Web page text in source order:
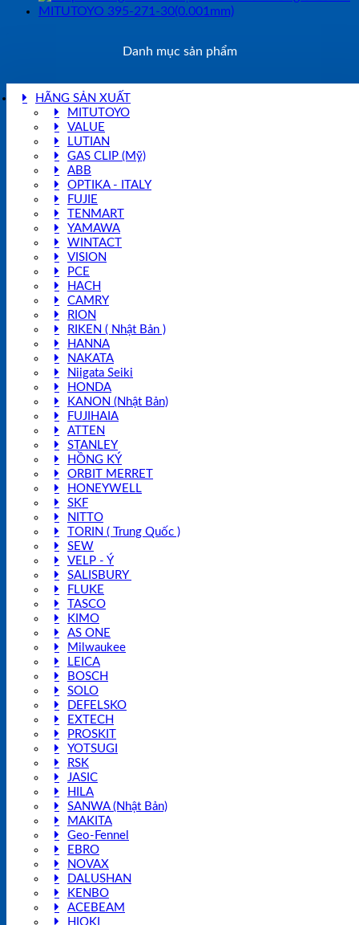
Danh mục sản phẩm
HÃNG SẢN XUẤT
MITUTOYO
VALUE
LUTIAN
GAS CLIP (Mỹ)
ABB
OPTIKA - ITALY
FUJIE
TENMART
YAMAWA
WINTACT
VISION
PCE
HACH
CAMRY
RION
RIKEN ( Nhật Bản )
HANNA
NAKATA
Niigata Seiki
HONDA
KANON (Nhật Bản)
FUJIHAIA
ATTEN
STANLEY
HỒNG KÝ
ORBIT MERRET
HONEYWELL
SKF
NITTO
TORIN ( Trung Quốc )
SEW
VELP - Ý
SALISBURY
FLUKE
TASCO
KIMO
AS ONE
Milwaukee
LEICA
BOSCH
SOLO
DEFELSKO
EXTECH
PROSKIT
YOTSUGI
RSK
JASIC
HILA
SANWA (Nhật Bản)
MAKITA
Geo-Fennel
EBRO
NOVAX
DALUSHAN
KENBO
ACEBEAM
HIOKI